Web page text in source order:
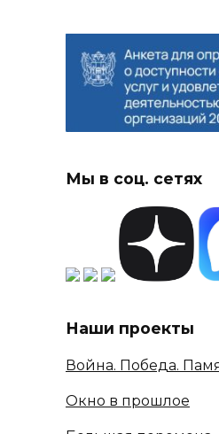
Мы в соц. сетях
Наши проекты
Война. Победа.
Окно в прошлое